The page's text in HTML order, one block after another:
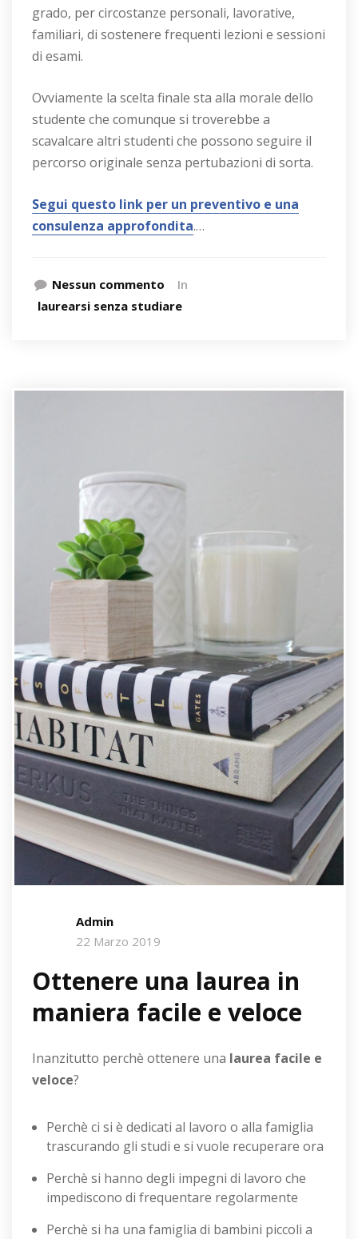
grado, per circostanze personali, lavorative,
familiari, di sostenere frequenti lezioni e sessioni
di esami.
Ovviamente la scelta finale sta alla morale dello
studente che comunque si troverebbe a
scavalcare altri studenti che possono seguire il
percorso originale senza pertubazioni di sorta.
Segui questo link per un preventivo e una
consulenza approfondita.…
Nessun commento
In
laurearsi senza studiare
Admin
22 Marzo 2019
Ottenere una laurea in
maniera facile e veloce
Inanzitutto perchè ottenere una laurea facile e
veloce?
Perchè ci si è dedicati al lavoro o alla famiglia
trascurando gli studi e si vuole recuperare ora
Perchè si hanno degli impegni di lavoro che
impediscono di frequentare regolarmente
Perchè si ha una famiglia di bambini piccoli a